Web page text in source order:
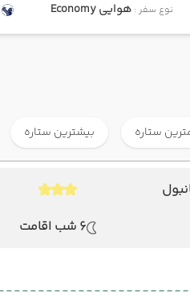
نوع سفر : هوایی
ستاره بیشترین ستاره
6 شب اقامت